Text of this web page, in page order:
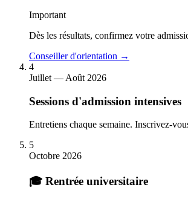
Important
Dès les résultats, confirmez votre
Conseiller d'orientation →
4
Juillet — Août 2026
Sessions d'admission intensives
Entretiens chaque semaine. Inscrivez-
5
Octobre 2026
🎓 Rentrée universitaire